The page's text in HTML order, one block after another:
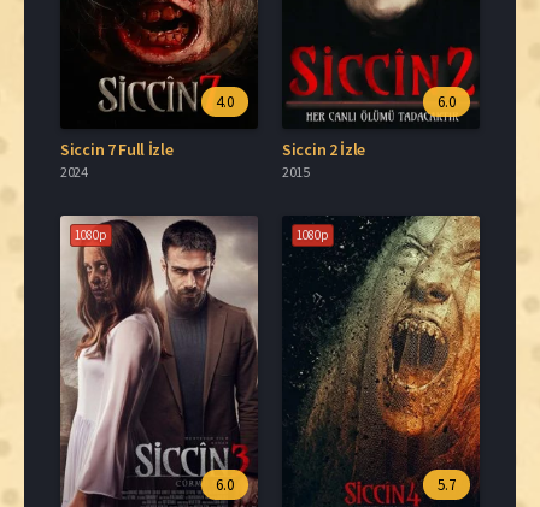
4.0
Siccin 7 Full İzle
2024
6.0
Siccin 2 İzle
2015
1080p
6.0
1080p
5.7